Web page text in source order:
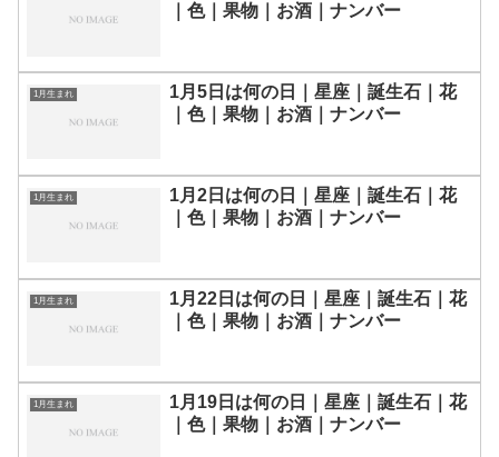
｜色｜果物｜お酒｜ナンバー
1月生まれ
1月5日は何の日｜星座｜誕生石｜花
｜色｜果物｜お酒｜ナンバー
1月生まれ
1月2日は何の日｜星座｜誕生石｜花
｜色｜果物｜お酒｜ナンバー
1月生まれ
1月22日は何の日｜星座｜誕生石｜花
｜色｜果物｜お酒｜ナンバー
1月生まれ
1月19日は何の日｜星座｜誕生石｜花
｜色｜果物｜お酒｜ナンバー